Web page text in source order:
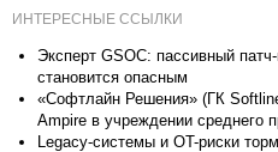
ИНТЕРЕСНЫЕ ССЫЛКИ
Эксперт GSOC: пассивный
становится опасным
«Софтлайн Решения» (ГК
Ampire в учреждении среднего
Legacy-системы и OT-риски